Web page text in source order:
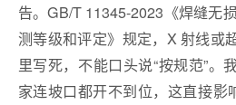
告。GB/T 11345-2023《焊缝无
测等级和评定》规定，X 射线或
里写死，不能口头说“按规范”。
家连坡口都开不到位，这直接影